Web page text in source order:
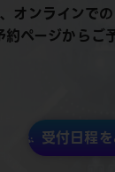
オンラインで
約ページからご
受付日程